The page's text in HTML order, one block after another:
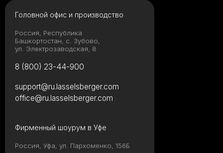
Головной офис и производство
Россия, Республика
Башкортостан, с. Зубово,
ул. Электрозаводская, 8
8 (800) 23-44-900
Фирменный шоурум в Уфе
Россия, Уфа, ул. Пархоменко, 156Б
support@ru.lasselsberger.com
office@ru.lasselsberger.com